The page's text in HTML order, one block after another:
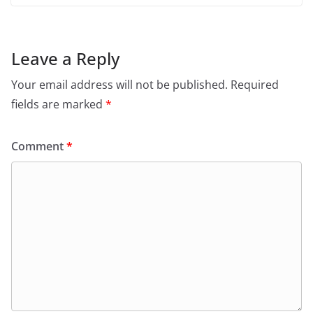
Leave a Reply
Your email address will not be published. Required
fields are marked *
Comment*